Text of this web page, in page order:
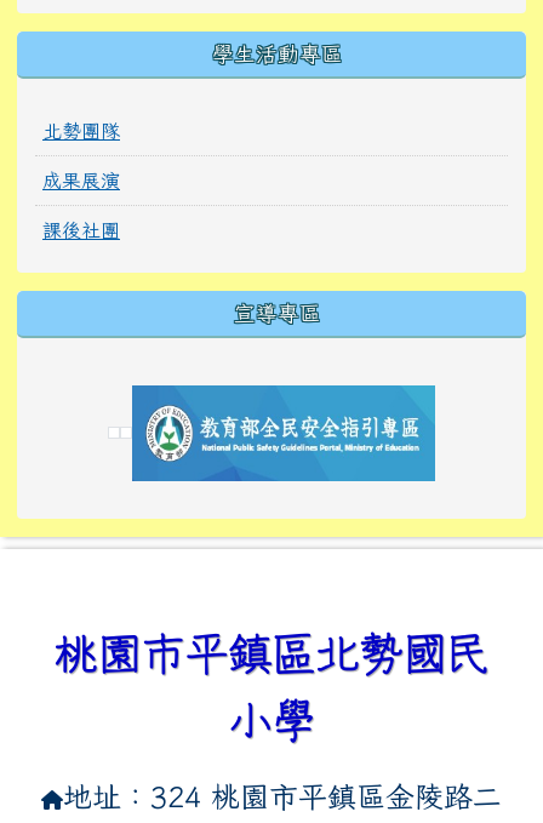
學生活動專區
北勢團隊
成果展演
課後社團
宣導專區
link to https://
link to https://10000.gov.tw/
link to https://
link to https://10000.gov.tw/
link to https://
link to https://
link to https://i.win.org.tw/
link to https://
link to https://
link to https://
link to https://
桃園市平鎮區北勢國民
小學
地址：324 桃園市平鎮區金陵路二